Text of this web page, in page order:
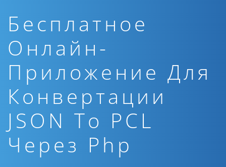
Бесплатное
Онлайн-
Приложение Для
Конвертации
JSON To PCL
Через Php